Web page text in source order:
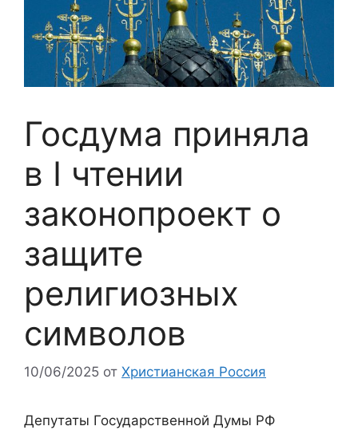
Госдума приняла
в I чтении
законопроект о
защите
религиозных
символов
10/06/2025 от Христианская Россия
Депутаты Государственной Думы РФ